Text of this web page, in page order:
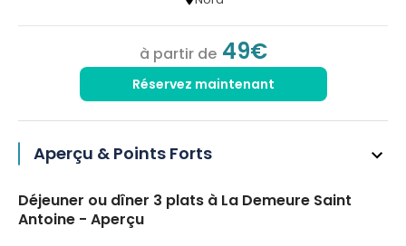
à partir de 49€
Réservez maintenant
Aperçu & Points Forts
Déjeuner ou dîner 3 plats à La Demeure Saint
Antoine - Aperçu